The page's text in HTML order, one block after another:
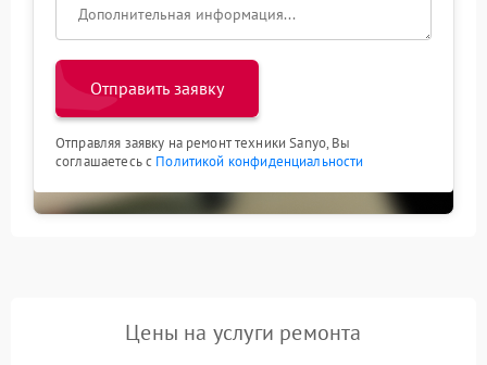
Отправить заявку
Отправляя заявку на ремонт техники Sanyo, Вы
соглашаетесь с Политикой конфиденциальности
Цены на услуги ремонта